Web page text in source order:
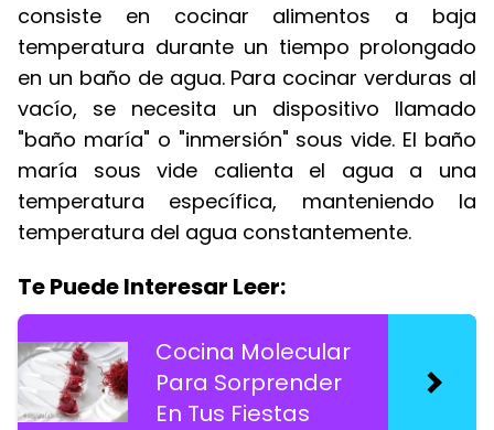
consiste en cocinar alimentos a baja
temperatura durante un tiempo prolongado
en un baño de agua. Para cocinar verduras al
vacío, se necesita un dispositivo llamado
"baño maría" o "inmersión" sous vide. El baño
maría sous vide calienta el agua a una
temperatura específica, manteniendo la
temperatura del agua constantemente.
Te Puede Interesar Leer:
Cocina Molecular
Para Sorprender
En Tus Fiestas